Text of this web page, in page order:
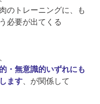
のトレーニングに、も
必要が出てくる
・無意識的いずれにも
ます、が関係して